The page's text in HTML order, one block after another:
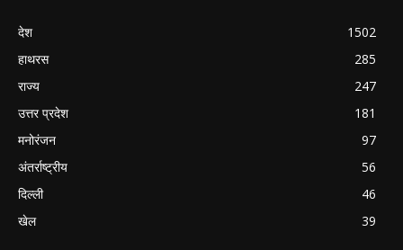
देश
1502
हाथरस
285
राज्य
247
उत्तर प्रदेश
181
मनोरंजन
97
अंतर्राष्ट्रीय
56
दिल्ली
46
खेल
39